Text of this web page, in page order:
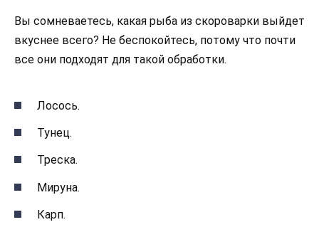
Вы сомневаетесь, какая рыба из скороварки выйдет
вкуснее всего? Не беспокойтесь, потому что почти
все они подходят для такой обработки.
Лосось.
Тунец.
Треска.
Мируна.
Карп.